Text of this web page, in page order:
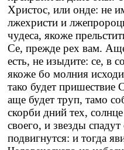
Христос, или онде: не
лжехристи и
чудеса, якоже
Се, прежде рех вам.
есть, не изыдите: се, в
якоже бо молния
тако будет пришествие
аще будет труп, тамо
скорби дний тех,
своего, и звезды
подвигнутся: и тогда